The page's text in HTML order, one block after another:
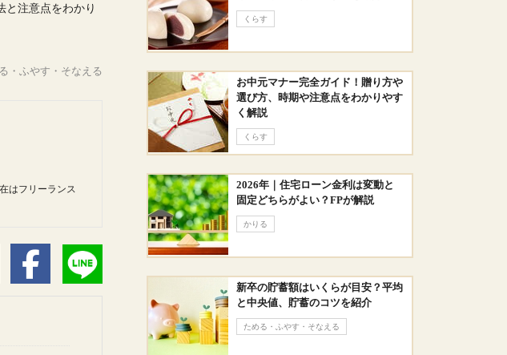
と注意点をわかり
・ふやす・そなえる
はフリーランス
くらす
お中元マナー完全ガイド！贈り方や
選び方、時期や注意点をわかりやす
く解説
くらす
2026年｜住宅ローン金利は変動と
固定どちらがよい？FPが解説
かりる
新卒の貯蓄額はいくらが目安？平均
と中央値、貯蓄のコツを紹介
ためる・ふやす・そなえる